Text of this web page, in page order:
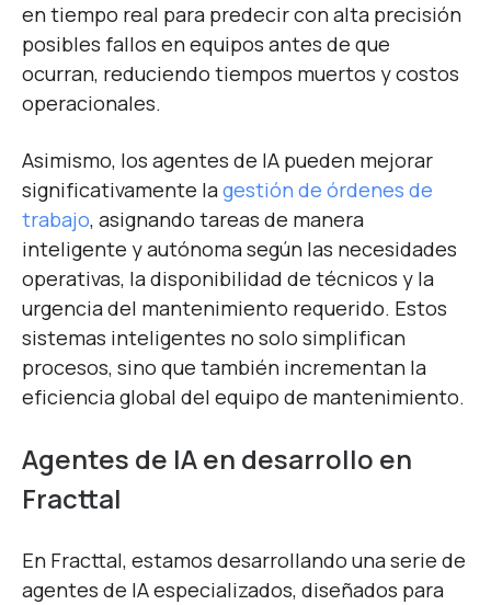
en tiempo real para predecir con alta precisión
posibles fallos en equipos antes de que
ocurran, reduciendo tiempos muertos y costos
operacionales.
Asimismo, los agentes de IA pueden mejorar
significativamente lagestión de órdenes de
trabajo, asignando tareas de manera
inteligente y autónoma según las necesidades
operativas, la disponibilidad de técnicos y la
urgencia del mantenimiento requerido. Estos
sistemas inteligentes no solo simplifican
procesos, sino que también incrementan la
eficiencia global del equipo de mantenimiento.
Agentes de IA en desarrollo en
Fracttal
En Fracttal, estamos desarrollando una serie de
agentes de IA especializados, diseñados para